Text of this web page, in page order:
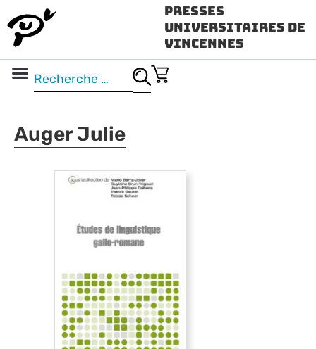
Presses
Universitaires de
Vincennes
Auger Julie